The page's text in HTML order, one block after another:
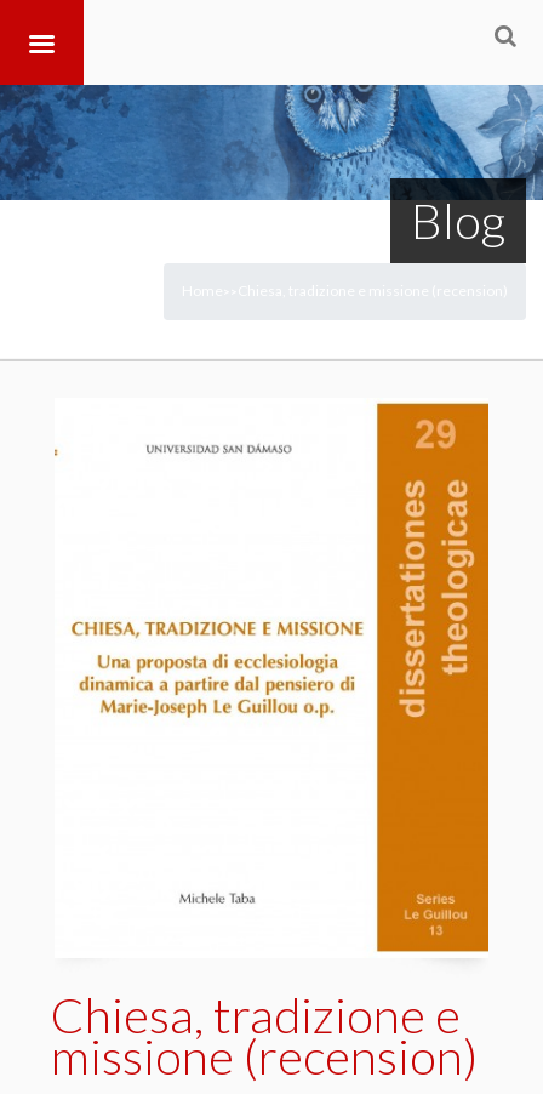
Blog
Chiesa, tradizione e
missione (recension)